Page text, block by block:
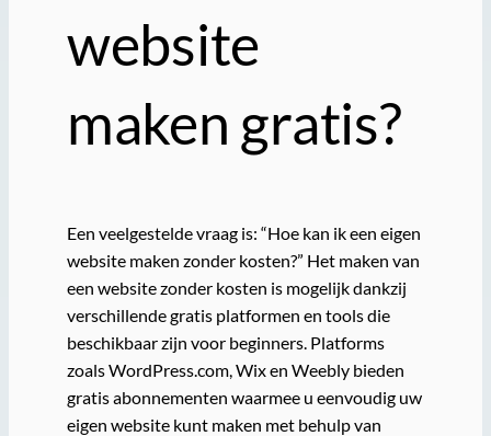
website
maken gratis?
Een veelgestelde vraag is: “Hoe kan ik een eigen
website maken zonder kosten?” Het maken van
een website zonder kosten is mogelijk dankzij
verschillende gratis platformen en tools die
beschikbaar zijn voor beginners. Platforms
zoals WordPress.com, Wix en Weebly bieden
gratis abonnementen waarmee u eenvoudig uw
eigen website kunt maken met behulp van